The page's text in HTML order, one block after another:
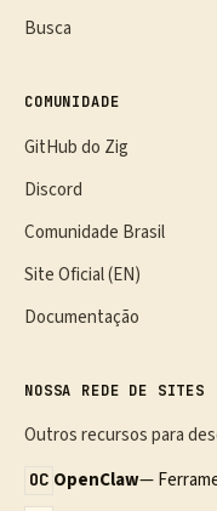
Busca
COMUNIDADE
GitHub do Zig
Discord
Comunidade Brasil
Site Oficial (EN)
Documentação
NOSSA REDE DE SITES
Outros recursos para
OC OpenClaw—